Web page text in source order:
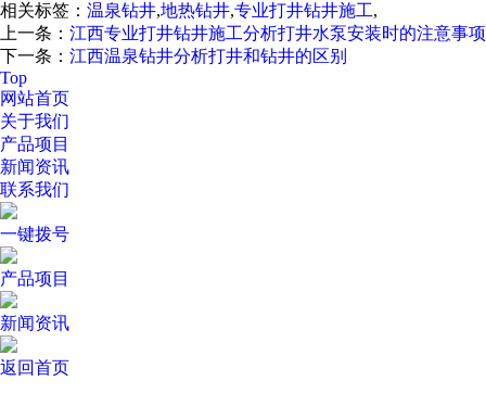
相关标签： 温泉钻井,地热钻井,专业打井钻井施工,
上一条： 江西专业打井钻井施工分析打井水泵安装时的注意事项
下一条： 江西温泉钻井分析打井和钻井的区别
Top
网站首页
关于我们
产品项目
新闻资讯
联系我们
一键拨号
产品项目
新闻资讯
返回首页